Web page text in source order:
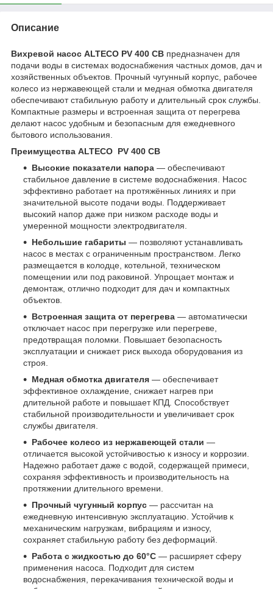
Описание
Вихревой насос ALTECO PV 400 CB предназначен для
подачи воды в системах водоснабжения частных домов, дач и
хозяйственных объектов. Прочный чугунный корпус, рабочее
колесо из нержавеющей стали и медная обмотка двигателя
обеспечивают стабильную работу и длительный срок службы.
Компактные размеры и встроенная защита от перегрева
делают насос удобным и безопасным для ежедневного
бытового использования.
Преимущества ALTECO PV 400 CB
Высокие показатели напора — обеспечивают
стабильное давление в системе водоснабжения. Насос
эффективно работает на протяжённых линиях и при
значительной высоте подачи воды. Поддерживает
высокий напор даже при низком расходе воды и
умеренной мощности электродвигателя.
Небольшие габариты — позволяют устанавливать
насос в местах с ограниченным пространством. Легко
размещается в колодце, котельной, техническом
помещении или под раковиной. Упрощает монтаж и
демонтаж, отлично подходит для дач и компактных
объектов.
Встроенная защита от перегрева — автоматически
отключает насос при перегрузке или перегреве,
предотвращая поломки. Повышает безопасность
эксплуатации и снижает риск выхода оборудования из
строя.
Медная обмотка двигателя — обеспечивает
эффективное охлаждение, снижает нагрев при
длительной работе и повышает КПД. Способствует
стабильной производительности и увеличивает срок
службы двигателя.
Рабочее колесо из нержавеющей стали —
отличается высокой устойчивостью к износу и коррозии.
Надежно работает даже с водой, содержащей примеси,
сохраняя эффективность и производительность на
протяжении длительного времени.
Прочный чугунный корпус — рассчитан на
ежедневную интенсивную эксплуатацию. Устойчив к
механическим нагрузкам, вибрациям и износу,
сохраняет стабильную работу без деформаций.
Работа с жидкостью до 60°C — расширяет сферу
применения насоса. Подходит для систем
водоснабжения, перекачивания технической воды и